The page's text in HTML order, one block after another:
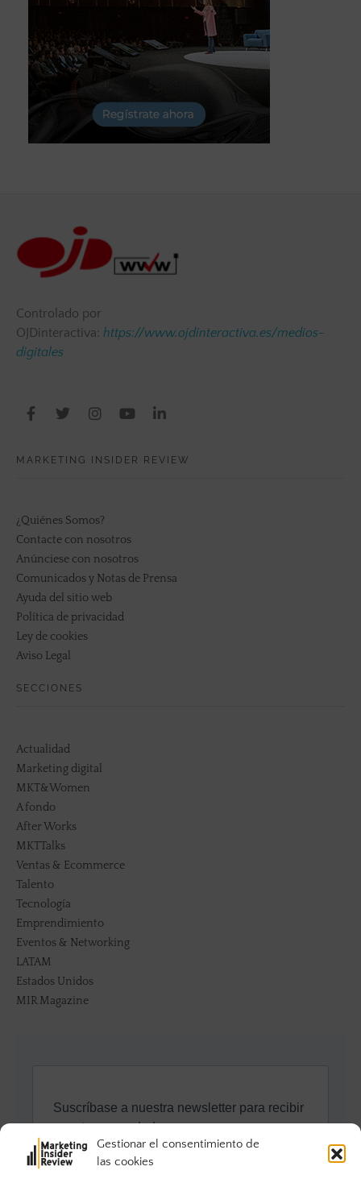
Gestionar el consentimiento de
las cookies
Controlado por
OJDinteractiva: https://www.ojdinteractiva.es/medios-
digitales
MARKETING INSIDER REVIEW
¿Quiénes Somos?
Contacte con nosotros
Anúnciese con nosotros
Comunicados y Notas de Prensa
Ayuda del sitio web
Política de privacidad
Ley de cookies
Aviso Legal
SECCIONES
Actualidad
Marketing digital
MKT&Women
A fondo
After Works
MKTTalks
Ventas & Ecommerce
Talento
Tecnología
Emprendimiento
Eventos & Networking
LATAM
Estados Unidos
MIR Magazine